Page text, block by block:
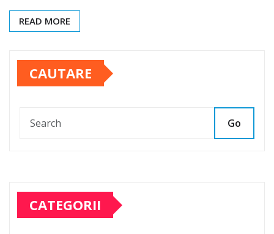
READ MORE
CAUTARE
Go
CATEGORII